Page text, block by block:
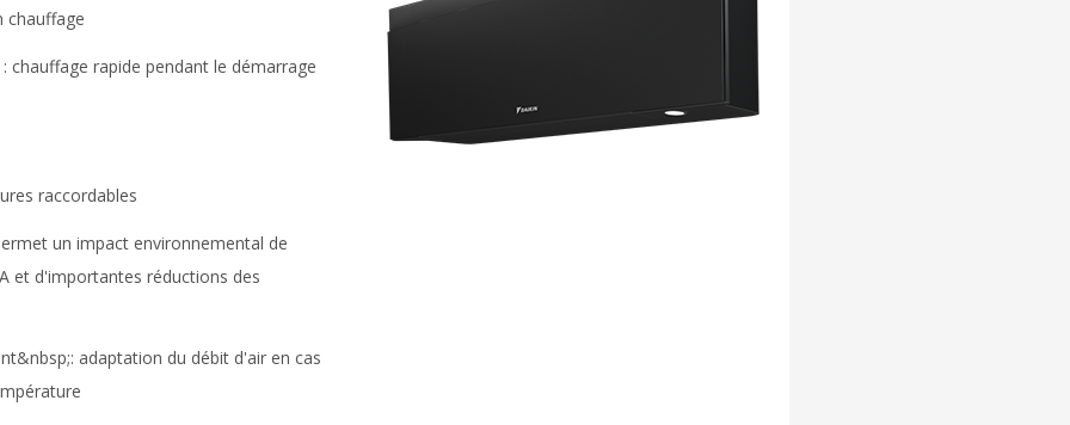
chauffage
chauffage rapide pendant le démarrage
raccordables
un impact environnemental de
et d'importantes réductions des
adaptation du débit d'air en cas